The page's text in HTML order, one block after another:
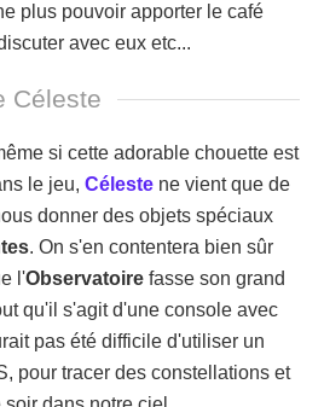
plus pouvoir apporter le café
avec eux etc...
Céleste
si cette adorable chouette est
le jeu, Céleste ne vient que de
donner des objets spéciaux
. On s'en contentera bien sûr
l'Observatoire fasse son grand
qu'il s'agit d'une console avec
pas été difficile d'utiliser un
pour tracer des constellations et